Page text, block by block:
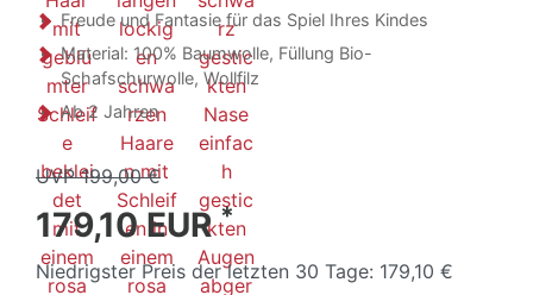
Freude und Fantasie für das Spiel Ihres Kindes
Material: 100% Baumwolle, Füllung Bio-
Schafschurwolle, Wollfilz
Ab 2 Jahren
UVP 199,00 €
179,10 EUR*
Niedrigster Preis der letzten 30 Tage: 179,10 €